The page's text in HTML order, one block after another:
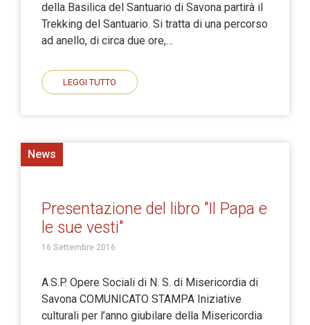
della Basilica del Santuario di Savona partirà il
Trekking del Santuario. Si tratta di una percorso
ad anello, di circa due ore,…
LEGGI TUTTO
News
Presentazione del libro "Il Papa e
le sue vesti"
16 Settembre 2016
A.S.P. Opere Sociali di N. S. di Misericordia di
Savona COMUNICATO STAMPA Iniziative
culturali per l’anno giubilare della Misericordia